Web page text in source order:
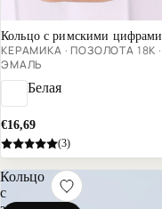
Хит продаж
Кольцо с римскими цифрами
КЕРАМИКА · ПОЗОЛОТА 18К ·
ЭМАЛЬ
Белая
€16,69
(3)
Кольцо
с